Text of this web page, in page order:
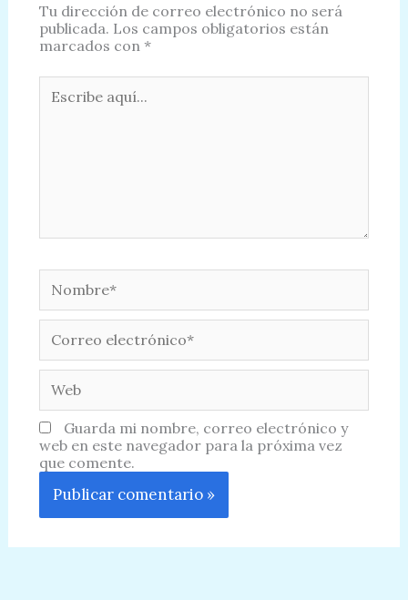
Tu dirección de correo electrónico no será
publicada. Los campos obligatorios están
marcados con *
Escribe
aquí...
Nombre*
Correo
electrónico*
Web
Guarda mi nombre, correo electrónico y
web en este navegador para la próxima vez
que comente.